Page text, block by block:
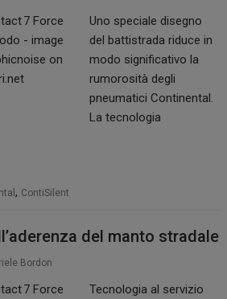
Brabus Bodo, l’ultima
supercar ad alte
prestazioni dell’azienda
di tuning globale. Sulla
scia del successo dello
SportContact 7,…
Uno speciale disegno
del battistrada riduce in
modo significativo la
rumorosità degli
pneumatici Continental.
La tecnologia
più silenziosa e
sviluppando pneumatici
, ContiSilent
del manto stradale
Bordon
Tecnologia al servizio